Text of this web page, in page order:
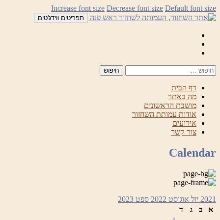
לדלג
לתוכן
Increase font size Decrease font size Default font size
תפריטים ווידג'טים
דף הבית
מה באתר
מושבת הראשונים
אודות עמותת השחזור
אירועים
צור קשר
Calendar
2021 יול אוגוסט 2022 ספט 2023
א
ב ג
ד